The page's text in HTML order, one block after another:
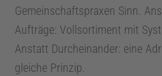
n
t
Gemeinschaftspraxen Sinn.
Aufträge: Vollsortiment mit
Anstatt Durcheinander: eine
gleiche Prinzip.